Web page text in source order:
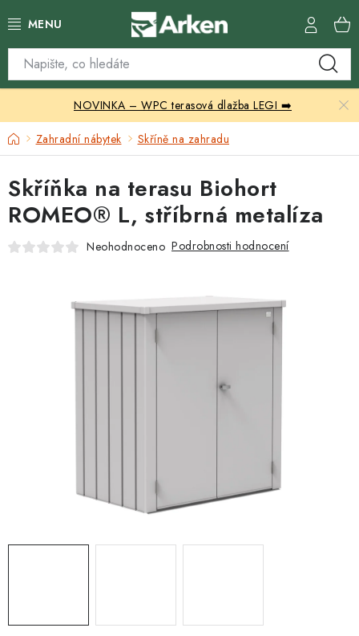
na
Skleníky
Zahradní přístřešky
Zahradní nábytek
Grily a ohniště
NOVINKA – WPC terasová dlažba LEGI ➡️
DomůZahradní nábytek Skříně na zahradu
Skříňka na terasu Biohort
ROMEO® L, stříbrná metalíza
Neohodnoceno Podrobnosti hodnocení